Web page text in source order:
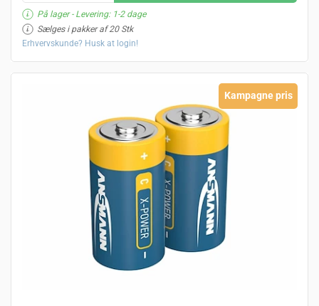
På lager- Levering: 1-2 dage
Sælges i pakker af 20 Stk
Erhvervskunde? Husk at login!
Kampagne pris